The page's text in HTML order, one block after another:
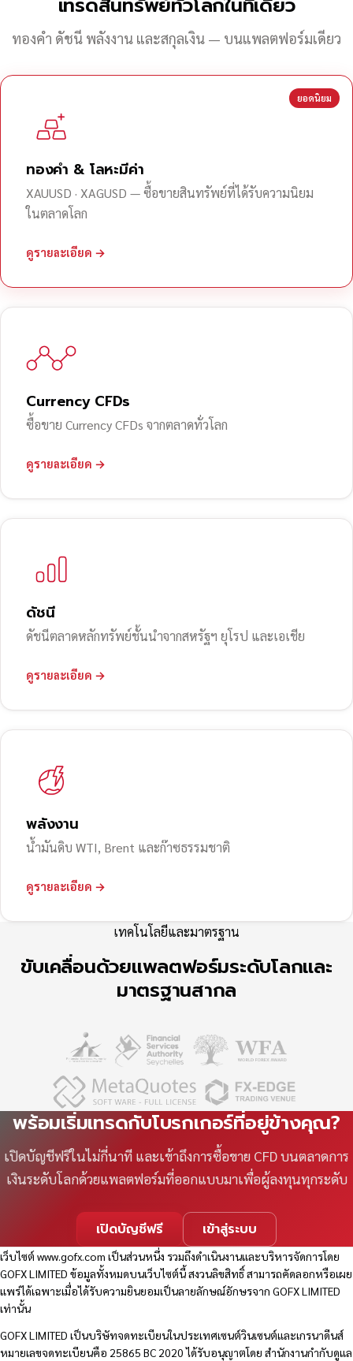
ทองคำ ดัชนี พลังงาน และสกุลเงิน — บนแพลตฟอร์มเดียว
ยอดนิยม
ทองคำ & โลหะมีค่า
XAUUSD · XAGUSD — ซื้อขายสินทรัพย์ที่ได้รับความนิยม
ในตลาดโลก
ดูรายละเอียด →
Currency CFDs
ซื้อขาย Currency CFDs จากตลาดทั่วโลก
ดูรายละเอียด →
ดัชนี
ดัชนีตลาดหลักทรัพย์ชั้นนำจากสหรัฐฯ ยุโรป และเอเชีย
ดูรายละเอียด →
พลังงาน
น้ำมันดิบ WTI, Brent และก๊าซธรรมชาติ
ดูรายละเอียด →
เทคโนโลยีและมาตรฐาน
ขับเคลื่อนด้วยแพลตฟอร์มระดับโลกและ
มาตรฐานสากล
พร้อมเริ่มเทรดกับโบรกเกอร์ที่อยู่ข้างคุณ?
เปิดบัญชีฟรีในไม่กี่นาที และเข้าถึงการซื้อขาย CFD บนตลาดการ
เงินระดับโลกด้วยแพลตฟอร์มที่ออกแบบมาเพื่อผู้ลงทุนทุกระดับ
เปิดบัญชีฟรี เข้าสู่ระบบ
เว็บไซต์www.gofx.com เป็นส่วนหนึ่ง รวมถึงดำเนินงานและบริหารจัดการโดย
GOFX LIMITED ข้อมูลทั้งหมดบนเว็บไซต์นี้ สงวนลิขสิทธิ์ สามารถคัดลอกหรือเผย
แพร่ได้เฉพาะเมื่อได้รับความยินยอมเป็นลายลักษณ์อักษรจาก GOFX LIMITED
เท่านั้น
GOFX LIMITED เป็นบริษัทจดทะเบียนในประเทศเซนต์วินเซนต์และเกรนาดีนส์
หมายเลขจดทะเบียนคือ 25865 BC 2020 ได้รับอนุญาตโดย สำนักงานกำกับดูแล